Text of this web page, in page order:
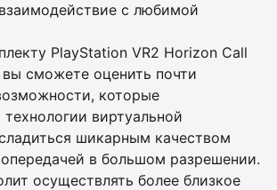
с любимой
PlayStation VR2 Horizon Call
сможете оценить почти
которые
виртуальной
шикарным качеством
в большом разрешении.
осуществлять более близкое